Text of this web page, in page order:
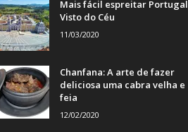
Mais fácil espreitar Portugal
Visto do Céu
11/03/2020
Chanfana: A arte de fazer
deliciosa uma cabra velha e
feia
12/02/2020